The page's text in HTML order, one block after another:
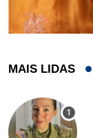
MAIS LIDAS